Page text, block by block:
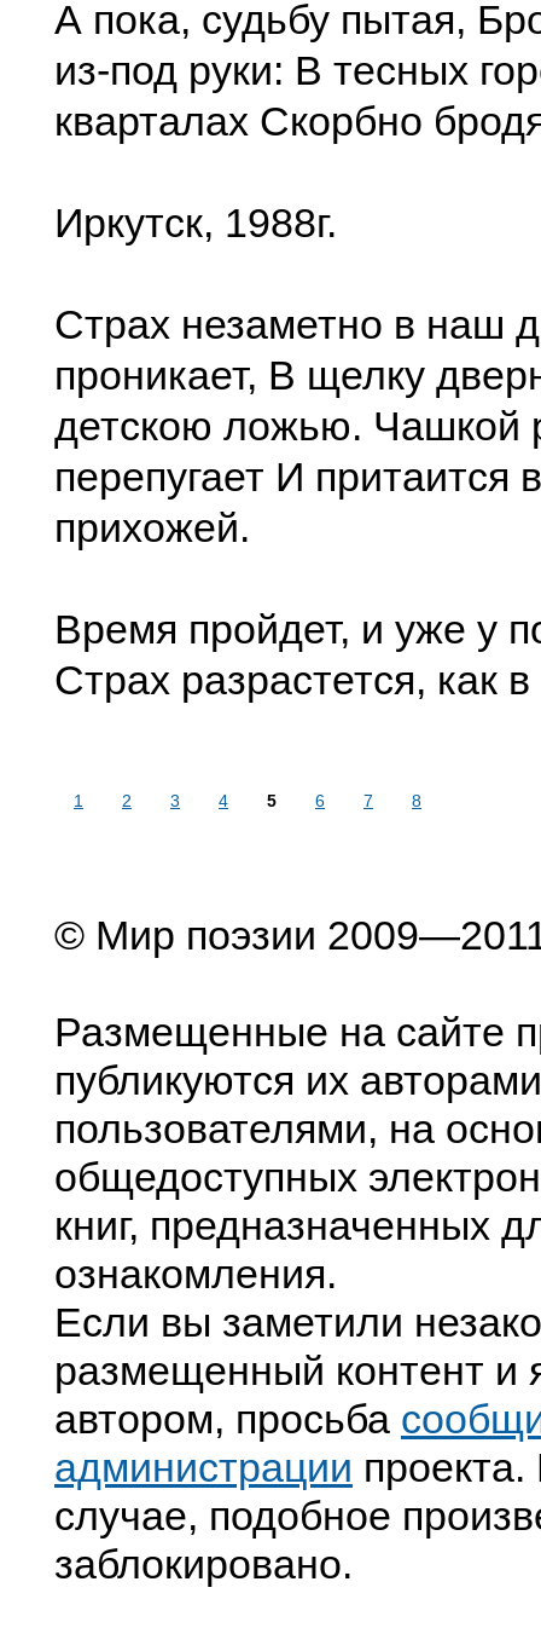
А пока, судьбу пытая,
из-под руки: В тесных
кварталах Скорбно
Иркутск, 1988г.
Страх незаметно в наш
проникает, В щелку
детскою ложью. Чашкой
перепугает И притаится
прихожей.
Время пройдет, и уже у
Страх разрастется, как
1 2 3 4 5 6 7 8
© Мир поэзии
Размещенные на сайте
публикуются их
пользователями, на
общедоступных
книг, предназначенных
ознакомления.
Если вы заметили
размещенный контент и
автором, просьба
администрации
случае, подобное
заблокировано.